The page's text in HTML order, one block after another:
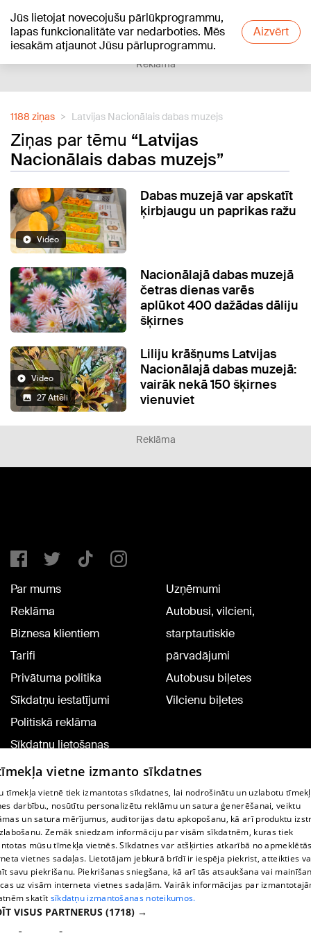
Jūs lietojat novecojušu pārlūkprogrammu,
lapas funkcionalitāte var nedarboties. Mēs
iesakām atjaunot Jūsu pārluprogrammu.
Aizvērt
+17°C
Reklāma
1188 ziņas Latvijas Nacionālais dabas muzejs
Ziņas par tēmu “Latvijas
Nacionālais dabas muzejs”
Video
Dabas muzejā var apskatīt
ķirbjaugu un paprikas ražu
Nacionālajā dabas muzejā
četras dienas varēs
aplūkot 400 dažādas dāliju
šķirnes
Video
27 Attēli
Liliju krāšņums Latvijas
Nacionālajā dabas muzejā:
vairāk nekā 150 šķirnes
vienuviet
Reklāma
Par mums
Reklāma
Biznesa klientiem
Tarifi
Privātuma politika
Sīkdatņu iestatījumi
Politiskā reklāma
Sīkdatņu lietošanas
noteikumi
Komentāru pievienošana
Uzņēmumi
Autobusi, vilcieni,
starptautiskie
pārvadājumi
Autobusu biļetes
Vilcienu biļetes
TV programma
Līguma noteikumi
360 Ziņu kontakti
Helio Media
Portāla palīdzības dienests: e-pasts -
vietne izmanto sīkdatnes
tīmekļa vietnē tiek izmantotas sīkdatnes, lai nodrošinātu un uzlabotu
darbību., nosūtītu personalizētu reklāmu un satura ģenerēšanai, veiktu
un satura mērījumus, auditorijas datu apkopošanu, kā arī produktu
Zemāk sniedzam informāciju par visām sīkdatnēm, kuras tiek
mūsu tīmekļa vietnēs. Sīkdatnes var atšķirties atkarībā no
vietnes sadaļas. Lietotājam jebkurā brīdī ir iespēja piekrist, atteikties
savu piekrišanu. Piekrišanas sniegšana, kā arī tās atsaukšana vai
uz visām interneta vietnes sadaļām. Vairāk informācijas par
skatīt sīkdatņu izmantošanas noteikumos.
VISUS PARTNERUS (1718) →